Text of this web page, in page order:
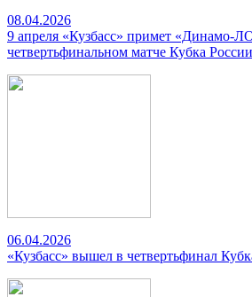
08.04.2026
9 апреля «Кузбасс» примет «Динамо-
четвертьфинальном матче Кубка России
06.04.2026
«Кузбасс» вышел в четвертьфинал